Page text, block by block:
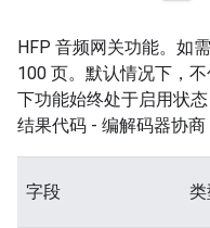
HFP 音频网关功能。如
100 页。默认情况下，
下功能始终处于启用状
结果代码 - 编解码器协商
字段 类